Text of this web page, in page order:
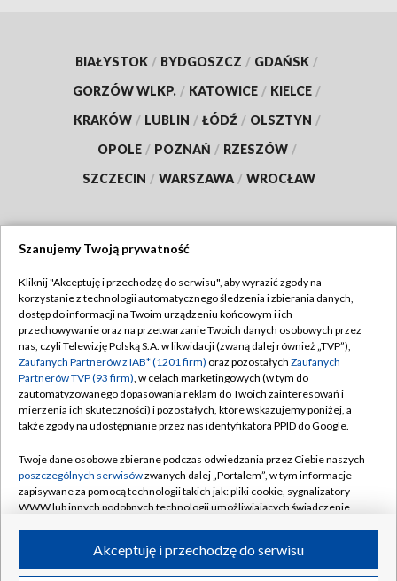
BIAŁYSTOK / BYDGOSZCZ / GDAŃSK /
GORZÓW WLKP. / KATOWICE / KIELCE /
KRAKÓW / LUBLIN / ŁÓDŹ / OLSZTYN /
OPOLE / POZNAŃ / RZESZÓW /
SZCZECIN / WARSZAWA / WROCŁAW
TVP
Abonament TVP
Emisja w TVP
Centrum informacji TVP
Naziemna Telewizja Cyfrowa
Rada Programowa
System NOS
Informacje o nadawcy
Program dla prasy
Regulamin TVP
Polityka prywatności
Moje zgody
Pomoc
Kontakt
Kanały
©2026 Telewizja Polska S.A. w likwidacji
Szanujemy Twoją prywatność
Kliknij "Akceptuję i przechodzę do serwisu", aby wyrazić zgody na
korzystanie z technologii automatycznego śledzenia i zbierania danych,
dostęp do informacji na Twoim urządzeniu końcowym i ich
przechowywanie oraz na przetwarzanie Twoich danych osobowych przez
nas, czyli Telewizję Polską S.A. w likwidacji (zwaną dalej również „TVP”),
Zaufanych Partnerów z IAB* (1201 firm) oraz pozostałych Zaufanych
Partnerów TVP (93 firm), w celach marketingowych (w tym do
zautomatyzowanego dopasowania reklam do Twoich zainteresowań i
mierzenia ich skuteczności) i pozostałych, które wskazujemy poniżej, a
także zgody na udostępnianie przez nas identyfikatora PPID do Google.
Twoje dane osobowe zbierane podczas odwiedzania przez Ciebie naszych
poszczególnych serwisówzwanych dalej „Portalem”, w tym informacje
zapisywane za pomocą technologii takich jak: pliki cookie, sygnalizatory
WWW lub innych podobnych technologii umożliwiających świadczenie
ruchu w Internecie.Akceptuję i przechodzę do serwisu